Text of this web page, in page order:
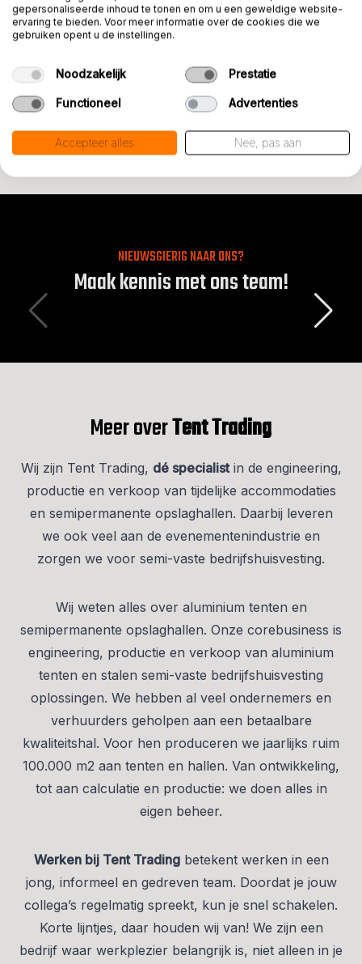
NIEUWSGIERIG NAAR ONS?
Maak kennis met ons team!
Meer overTent Trading
Wij zijn Tent Trading, dé specialistin de engineering,
productie en verkoop van tijdelijke accommodaties
en semipermanente opslaghallen. Daarbij leveren
we ook veel aan de evenementenindustrie en
zorgen we voor semi-vaste bedrijfshuisvesting.
Wij weten alles over aluminium tenten en
semipermanente opslaghallen. Onze corebusiness is
engineering, productie en verkoop van aluminium
tenten en stalen semi-vaste bedrijfshuisvesting
oplossingen. We hebben al veel ondernemers en
verhuurders geholpen aan een betaalbare
kwaliteitshal. Voor hen produceren we jaarlijks ruim
100.000 m2 aan tenten en hallen. Van ontwikkeling,
tot aan calculatie en productie: we doen alles in
eigen beheer.
Werken bij Tent Tradingbetekent werken in een
jong, informeel en gedreven team. Doordat je jouw
collega’s regelmatig spreekt, kun je snel schakelen.
Korte lijntjes, daar houden wij van! We zijn een
bedrijf waar werkplezier belangrijk is, niet alleen in je
gepersonaliseerde inhoud te tonen en om u een geweldige website-
ervaring te bieden. Voor meer informatie over de cookies die we
gebruiken opent u de instellingen.
Noodzakelijk Prestatie
Functioneel Advertenties
Accepteer alles Nee, pas aan